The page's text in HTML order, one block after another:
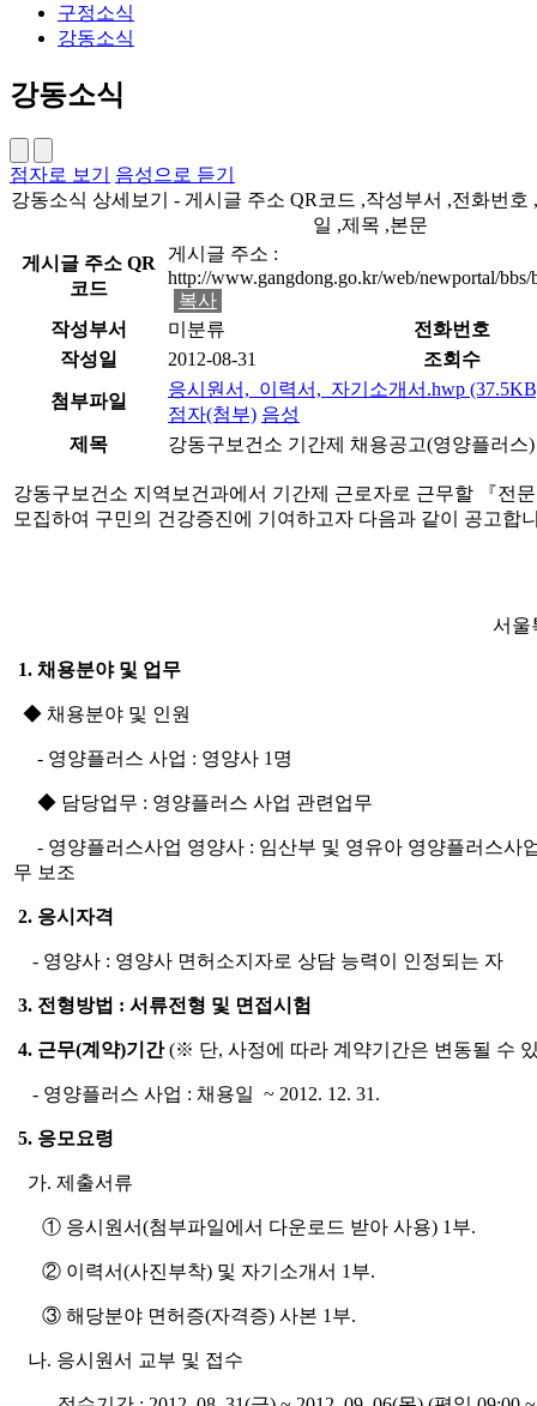
구정소식
강동소식
강동소식
점자로 보기
음성으로 듣기
강동소식 상세보기 - 게시글 주소 QR코드 ,작성부서 ,전화번호
일 ,제목 ,본문
게시글 주소 QR
코드
게시글 주소 :
http://www.gangdong.go.kr/web/newportal/bbs/
복사
작성부서
미분류
전화번호
작성일
2012-08-31 조회수
첨부파일
응시원서,_이력서,_자기소개서.hwp
점자(첨부) 음성
제목
강동구보건소 기간제 채용공고(영양플러스)
강동구보건소 지역보건과에서 기간제 근로자로 근무할 『전
모집하여 구민의 건강증진에 기여하고자 다음과 같이 공고합
서울
1. 채용분야 및 업무
◆ 채용분야 및 인원
- 영양플러스 사업 : 영양사 1명
◆ 담당업무 : 영양플러스 사업 관련업무
- 영양플러스사업 영양사 : 임산부 및 영유아 영양플러스사
무 보조
2. 응시자격
- 영양사 : 영양사 면허소지자로 상담 능력이 인정되는 자
3. 전형방법 : 서류전형 및 면접시험
4. 근무(계약)기간(※ 단, 사정에 따라 계약기간은 변동될 수
- 영양플러스 사업 : 채용일 ~ 2012. 12. 31.
5. 응모요령
가. 제출서류
① 응시원서(첨부파일에서 다운로드 받아 사용) 1부.
② 이력서(사진부착) 및 자기소개서 1부.
③ 해당분야 면허증(자격증) 사본 1부.
나. 응시원서 교부 및 접수